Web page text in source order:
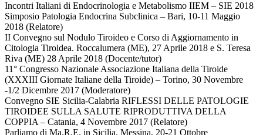
Incontri Italiani di Endocrinologia e Metabolismo IIEM – SIE 2018
Simposio Patologia Endocrina Subclinica – Bari, 10-11 Maggio
2018 (Relatore)
II Convegno sul Nodulo Tiroideo e Corso di Aggiornamento in
Citologia Tiroidea. Roccalumera (ME), 27 Aprile 2018 e S. Teresa
Riva (ME) 28 Aprile 2018 (Docente/tutor)
11° Congresso Nazionale Associazione Italiana della Tiroide
(XXXIII Giornate Italiane della Tiroide) – Torino, 30 Novembre
-1/2 Dicembre 2017 (Moderatore)
Convegno SIE Sicilia-Calabria RIFLESSI DELLE PATOLOGIE
TIROIDEE SULLA SALUTE RIPRODUTTIVA DELLA
COPPIA – Catania, 4 Novembre 2017 (Relatore)
Parliamo di Ma.R.E. in Sicilia. Messina, 20-21 Ottobre